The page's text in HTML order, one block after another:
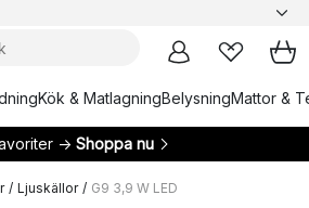
Kök & MatlagningBelysningMattor &
→ Shoppa nu
/ Ljuskällor / G9 3,9 W LED